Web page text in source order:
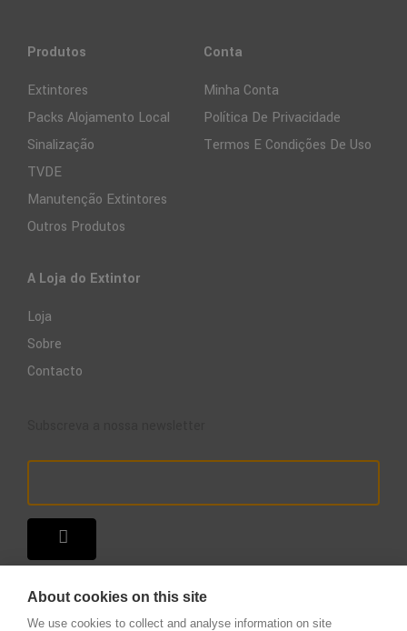
Produtos
Extintores
Packs Alojamento Local
Sinalização
TVDE
Manutenção Extintores
Outros Produtos
Conta
Minha Conta
Política De Privacidade
Termos E Condições De Uso
A Loja do Extintor
Loja
Sobre
Contacto
About cookies on this site
We use cookies to collect and analyse information on site